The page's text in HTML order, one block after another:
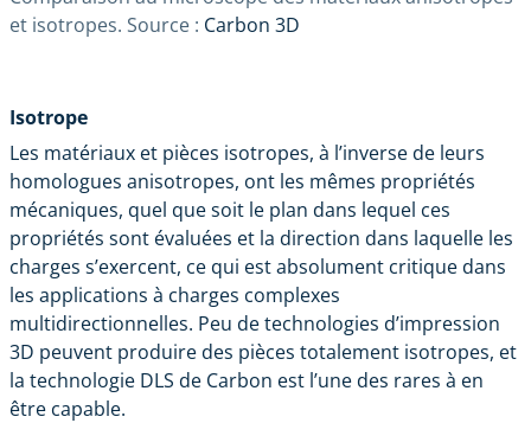
et isotropes. Source : Carbon 3D
Isotrope
Les matériaux et pièces isotropes, à l’inverse de leurs
homologues anisotropes, ont les mêmes propriétés
mécaniques, quel que soit le plan dans lequel ces
propriétés sont évaluées et la direction dans laquelle les
charges s’exercent, ce qui est absolument critique dans
les applications à charges complexes
multidirectionnelles. Peu detechnologies d’impression
3D peuvent produire des pièces totalement isotropes, et
la technologie DLS de Carbon est l’une des rares à en
être capable.